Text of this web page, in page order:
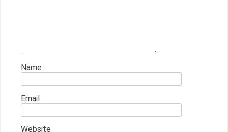
Name
Email
Website